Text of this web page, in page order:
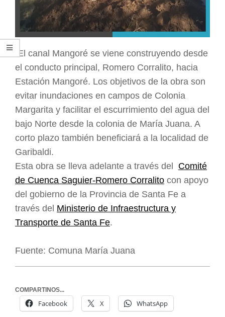
El canal Mangoré se viene construyendo desde
el conducto principal, Romero Corralito, hacia
Estación Mangoré. Los objetivos de la obra son
evitar inundaciones en campos de Colonia
Margarita y facilitar el escurrimiento del agua del
bajo Norte desde la colonia de María Juana. A
corto plazo también beneficiará a la localidad de
Garibaldi.
Esta obra se lleva adelante a través del Comité
de Cuenca Saguier-Romero Corralito con apoyo
del gobierno de la Provincia de Santa Fe a
través del Ministerio de Infraestructura y
Transporte de Santa Fe.
Fuente: Comuna María Juana
COMPARTINOS...
Facebook X WhatsApp